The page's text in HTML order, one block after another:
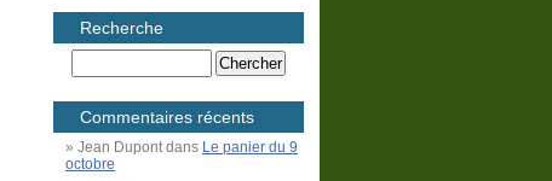
Recherche
Commentaires récents
Jean Dupontdans Le panier du 9
octobre